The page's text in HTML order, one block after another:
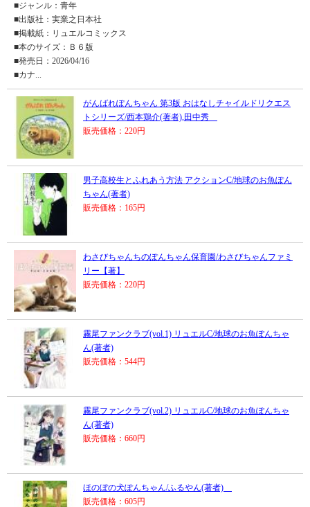
■ジャンル：青年
■出版社：実業之日本社
■掲載紙：リュエルコミックス
■本のサイズ：Ｂ６版
■発売日：2026/04/16
■カナ...
がんばれぽんちゃん 第3版 おはなしチャイルドリクエス
トシリーズ/西本鶏介(著者),田中秀
販売価格：220円
男子高校生とふれあう方法 アクションC/地球のお魚ぽん
ちゃん(著者)
販売価格：165円
わさびちゃんちのぽんちゃん保育園/わさびちゃんファミ
リー【著】
販売価格：220円
霧尾ファンクラブ(vol.1) リュエルC/地球のお魚ぽんちゃ
ん(著者)
販売価格：544円
霧尾ファンクラブ(vol.2) リュエルC/地球のお魚ぽんちゃ
ん(著者)
販売価格：660円
ほのぼの犬ぽんちゃん/ふるやん(著者)
販売価格：605円